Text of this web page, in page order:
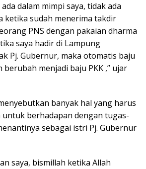
dalam mimpi saya, tidak ada
ketika sudah menerima takdir
PNS dengan pakaian dharma
saya hadir di Lampung
Pj. Gubernur, maka otomatis baju
berubah menjadi baju PKK ,” ujar
banyak hal yang harus
berhadapan dengan tugas-
sebagai istri Pj. Gubernur
saya, bismillah ketika Allah